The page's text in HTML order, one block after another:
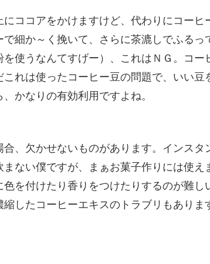
ココアをかけますけど、代わりにコーヒ
細か～く挽いて、さらに茶漉しでふるっ
使うなんてすげー）、これはＮＧ。コー
れは使ったコーヒー豆の問題で、いい豆
かなりの有効利用ですよね。
、欠かせないものがあります。インスタ
ない僕ですが、まぁお菓子作りには使え
を付けたり香りをつけたりするのが難し
したコーヒーエキスのトラブリもありま